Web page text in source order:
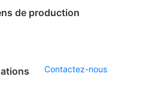
de production
Contactez-nous